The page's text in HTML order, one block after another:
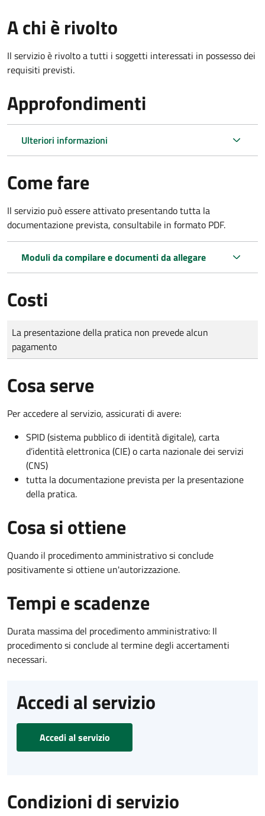
A chi è rivolto
Il servizio è rivolto a tutti i soggetti interessati in possesso dei
requisiti previsti.
Approfondimenti
Ulteriori informazioni
Come fare
Il servizio può essere attivato presentando tutta la
documentazione prevista, consultabile in formato PDF.
Moduli da compilare e documenti da allegare
Costi
Tipo di pagamento
Importo
La presentazione della pratica non prevede alcun
pagamento
Cosa serve
Per accedere al servizio, assicurati di avere:
SPID (sistema pubblico di identità digitale), carta
d’identità elettronica (CIE) o carta nazionale dei servizi
(CNS)
tutta la documentazione prevista per la presentazione
della pratica.
Cosa si ottiene
Quando il procedimento amministrativo si conclude
positivamente si ottiene un'autorizzazione.
Tempi e scadenze
Durata massima del procedimento amministrativo: Il
procedimento si conclude al termine degli accertamenti
necessari.
Accedi al servizio
Accedi al servizio
Condizioni di servizio